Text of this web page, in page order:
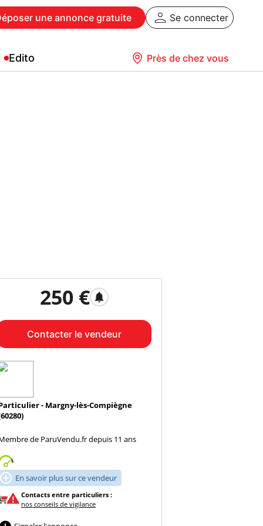
une annonce gratuite Se connecter
Edito Près de chez vous
250 € notifications
Contacter le vendeur
- Margny-lès-Compiègne
de ParuVendu.fr depuis 11 ans
 En savoir plus sur ce vendeur
Contacts entre particuliers :
nos conseils de vigilance